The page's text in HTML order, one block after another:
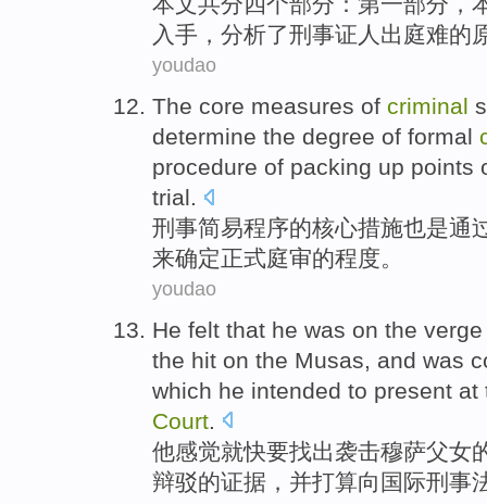
入手 ， 分析了刑事证人出庭难的
youdao
The core measures of criminal
determine the degree of formal
procedure of packing up points
trial.
刑事简易程序的核心措施也是通
来确定正式庭审的程度。
youdao
He felt that he was on the verge
the hit on the Musas , and was
which he intended to present
Court
他感觉就快要找出袭击穆萨父女
辩驳的证据 ， 并打算向 国际刑事